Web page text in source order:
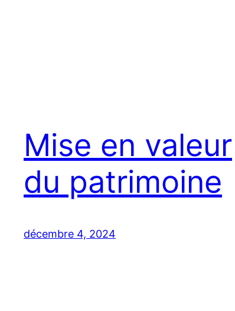
Mise en valeur
du patrimoine
décembre 4, 2024